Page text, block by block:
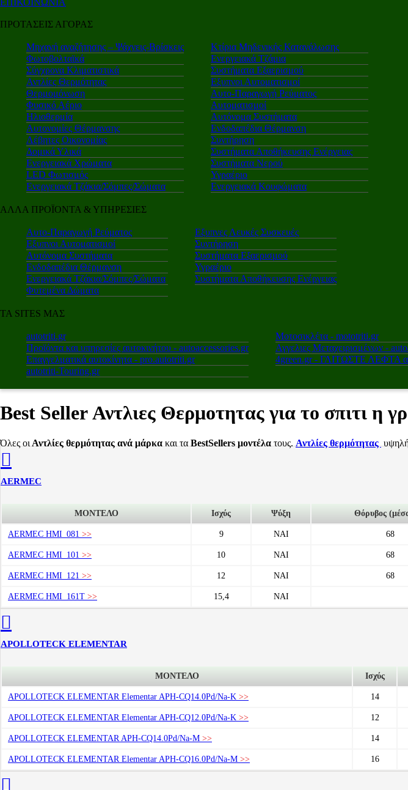
ΕΠΙΚΟΙΝΩΝΙΑ
ΠΡΟΤΑΣΕΙΣ ΑΓΟΡΑΣ
Μηχανή αναζήτησης – Ψάχνεις-Βρίσκεις
Φωτοβολταϊκά
Σύγχρονα Κλιματιστικά
Αντλίες Θερμότητας
Θερμομόνωση
Φυσικό Αέριο
Ηλιοθερμία
Αυτονομίες Θέρμανσης
Λέβητες Οικονομίας
Δομικά Υλικά
Ενεργειακά Χρώματα
LED Φωτισμός
Ενεργειακά Τζάκια/Σόμπες/Σώματα
Κτίρια Μηδενικής Κατανάλωσης
Ενεργειακά Τζάμια
Συστήματα Εξαερισμού
Εξυπνοι Αυτοματισμοί
Αυτο-Παραγωγή Ρεύματος
Αυτοματισμοί
Αυτόνομα Συστήματα
Ενδοδαπέδια Θέρμανση
Συντήρηση
Συστήματα Αποθήκευσης Ενέργειας
Συστήματα Νερού
Υγραέριο
Ενεργειακά Κουφώματα
ΑΛΛΑ ΠΡΟΪΟΝΤΑ & ΥΠΗΡΕΣΙΕΣ
Αυτο-Παραγωγή Ρεύματος
Εξυπνοι Αυτοματισμοί
Αυτόνομα Συστήματα
Ενδοδαπέδια Θέρμανση
Ενεργειακά Τζάκια/Σόμπες/Σώματα
Φυτεμένα Δώματα
Εξυπνες Λευκές Συσκευές
Συντήρηση
Συστήματα Εξαερισμού
Υγραέριο
Συστήματα Αποθήκευσης Ενέργειας
ΤΑ SITES ΜΑΣ
autotriti.gr
Προϊόντα και υπηρεσίες αυτοκινήτου - autoaccessories.gr
Επαγγελματικά αυτοκίνητα - pro.autotriti.gr
autotriti-Touring.gr
Μοτοσικλέτα - mototriti.gr
Αγγελιες Μεταχειρισμένων -
4green.gr - ΓΛΙΤΩΣΤΕ ΛΕΦΤΑ
Best Seller Αντλιες Θερμοτητας για το σπιτι η
Όλες οι Αντλίες θερμότητας ανά μάρκα και τα BestSellers μοντέλα τους. Αντλίες θερμότητας
AERMEC
ΜΟΝΤΕΛΟ Ισχύς Ψύξη Θόρυβος
AERMEC HMI_081 >> 9 ΝΑΙ 68
AERMEC HMI_101 >> 10 ΝΑΙ 68
AERMEC HMI_121 >> 12 ΝΑΙ 68
AERMEC HMI_161T >> 15,4 ΝΑΙ
APOLLOTECK ELEMENTAR
ΜΟΝΤΕΛΟ Ισχύς
APOLLOTECK ELEMENTAR Elementar APH-CQ14.0Pd/Na-K >> 14
APOLLOTECK ELEMENTAR Elementar APH-CQ12.0Pd/Na-K >> 12
APOLLOTECK ELEMENTAR APH-CQ14.0Pd/Na-M >> 14
APOLLOTECK ELEMENTAR Elementar APH-CQ16.0Pd/Na-M >> 16